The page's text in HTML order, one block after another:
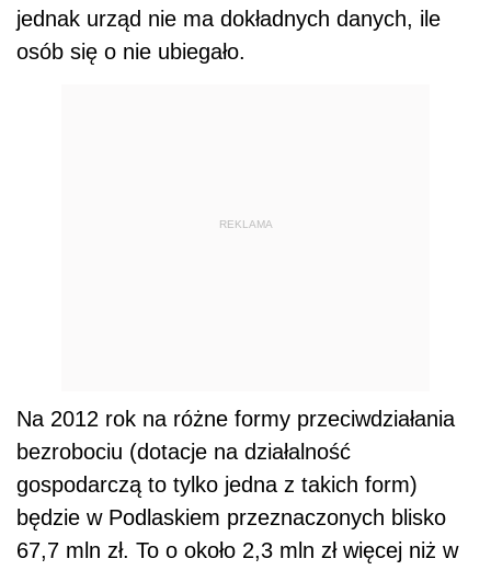
jednak urząd nie ma dokładnych danych, ile
osób się o nie ubiegało.
REKLAMA
Na 2012 rok na różne formy przeciwdziałania
bezrobociu (dotacje na działalność
gospodarczą to tylko jedna z takich form)
będzie w Podlaskiem przeznaczonych blisko
67,7 mln zł. To o około 2,3 mln zł więcej niż w